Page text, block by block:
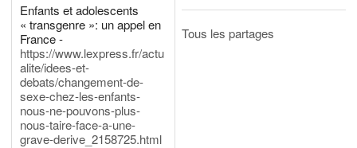
Enfants et adolescents
« transgenre »: un appel en
France -
https://www.lexpress.fr/actu
alite/idees-et-
debats/changement-de-
sexe-chez-les-enfants-
nous-ne-pouvons-plus-
nous-taire-face-a-une-
grave-derive_2158725.html
Tous les partages